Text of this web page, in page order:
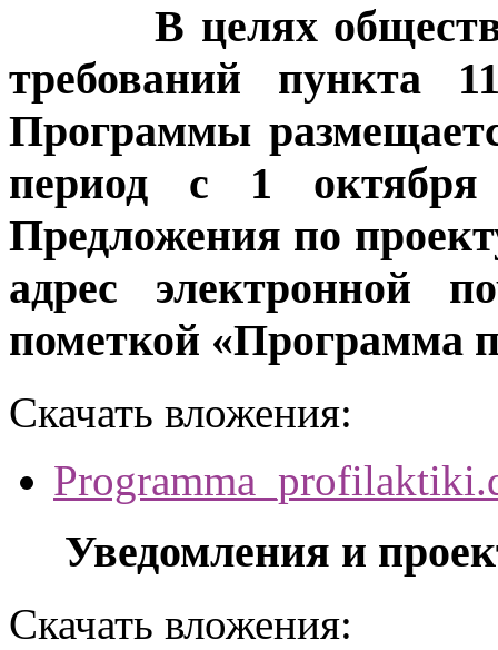
В целях
требований
Программы
период с 1
Предложения по
адрес электронной
пометкой «Программа
Скачать вложения:
Уведомления и
Скачать вложения: